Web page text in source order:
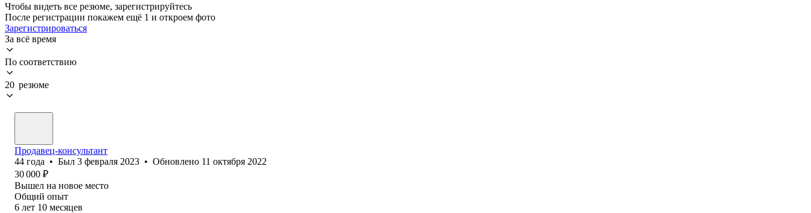
Чтобы видеть все резюме, зарегистрируйтесь
После регистрации покажем ещё 1 и откроем фото
Зарегистрироваться
За всё время
По соответствию
20 резюме
Продавец-консультант
44 года • Был 3 февраля 2023 • Обновлено 11 октября 2022
30 000 ₽
Вышел на новое место
Общий опыт
6 лет 10 месяцев